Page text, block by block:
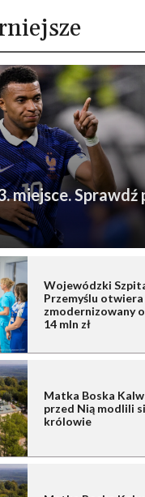
miejsce. Sprawdź
Wojewódzki
Przemyślu otwiera
zmodernizowany
14 mln zł
Matka Boska
przed Nią modlili
królowie